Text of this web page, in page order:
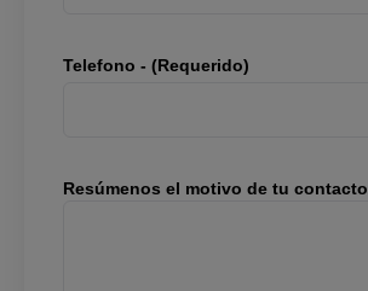
Telefono - (Requerido)
Resúmenos el motivo de tu contacto